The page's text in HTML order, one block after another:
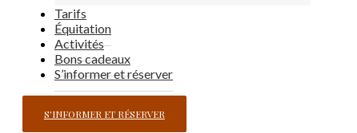
Tarifs
Équitation
Activités
Bons cadeaux
S’informer et réserver
S'INFORMER ET RÉSERVER